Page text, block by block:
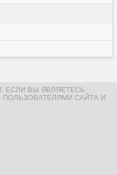
ЕСЛИ ВЫ ЯВЛЯЕТЕСЬ
САЙТА И